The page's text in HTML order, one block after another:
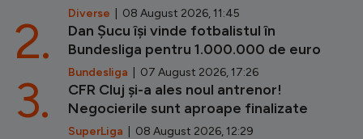
Diverse | 08 August 2026, 11:45
Dan Șucu își vinde fotbalistul în
Bundesliga pentru 1.000.000 de euro
Bundesliga | 07 August 2026, 17:26
2.
CFR Cluj și-a ales noul antrenor!
Negocierile sunt aproape finalizate
SuperLiga | 08 August 2026, 12:29
3.